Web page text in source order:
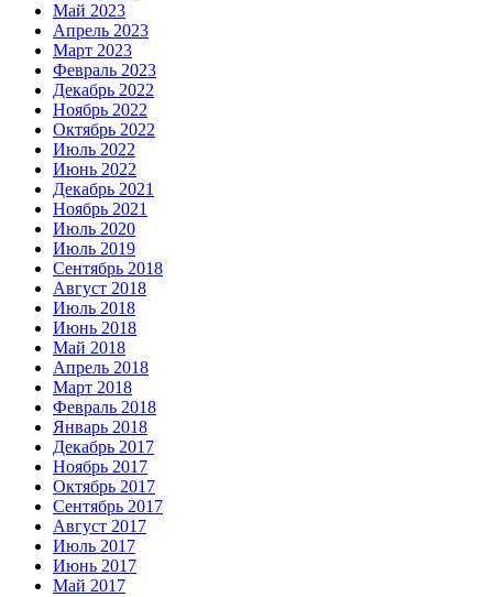
Май 2023
Апрель 2023
Март 2023
Февраль 2023
Декабрь 2022
Ноябрь 2022
Октябрь 2022
Июль 2022
Июнь 2022
Декабрь 2021
Ноябрь 2021
Июль 2020
Июль 2019
Сентябрь 2018
Август 2018
Июль 2018
Июнь 2018
Май 2018
Апрель 2018
Март 2018
Февраль 2018
Январь 2018
Декабрь 2017
Ноябрь 2017
Октябрь 2017
Сентябрь 2017
Август 2017
Июль 2017
Июнь 2017
Май 2017